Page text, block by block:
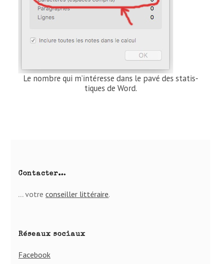
Le nombre qui m’in­té­resse dans le pavé des sta­tis­
tiques de Word.
Contacter…
… votreconseiller lit­té­raire.
Réseaux sociaux
Facebook